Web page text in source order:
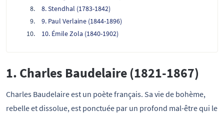
8. Stendhal (1783-1842)
9. Paul Verlaine (1844-1896)
10. Émile Zola (1840-1902)
1. Charles Baudelaire (1821-1867)
Charles Baudelaire est un poète français. Sa vie de bohème,
rebelle et dissolue, est ponctuée par un profond mal-être qui le